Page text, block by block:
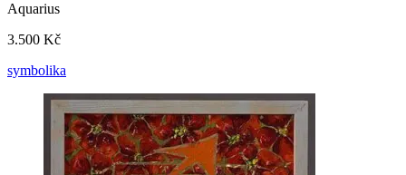
Aquarius
3.500 Kč
symbolika